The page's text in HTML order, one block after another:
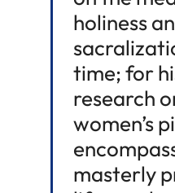
holiness
time; for
research
women’s
masterly